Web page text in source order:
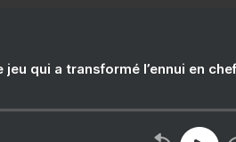
jeu qui a transformé l’ennui en